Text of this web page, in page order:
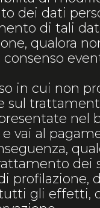
dei dati
di tali
qualora
in cui non
sul
nel
vai al
dei
profilazione,
gli effetti,